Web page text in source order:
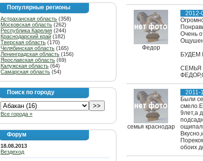
Популярные регионы
Астраханская область (358)
Московская область (262)
Республика Карелия (244)
Краснодарский край (182)
Тверская область (170)
Челябинская область (165)
Ленинградская область (156)
Ярославская область (69)
Калужская область (64)
Самарская область (54)
Поиск по городу
Все города »
Форум
18.08.2013
Вездеход
Федор
2012-
Очень
БУДЕМ
СЕМЬЯ
семья краснодар
2011-
Были
9лет,а
обоих